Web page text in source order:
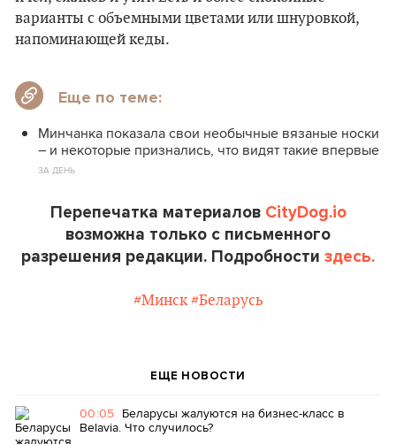
варианты с объемными цветами или шнуровкой,
напоминающей кеды.
Еще по теме:
Минчанка показала свои необычные вязаные носки
– и некоторые признались, что видят такие впервые
ЗА ДЕНЬ
Перепечатка материалов CityDog.io
возможна только с письменного
разрешения редакции. Подробности здесь.
#Минск #Беларусь
ЕЩЕ НОВОСТИ
00:05 Беларусы жалуются на бизнес-класс в
Belavia. Что случилось?